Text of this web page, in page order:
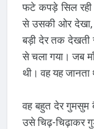
फटे कपड़े सिल
से उसकी ओर
बड़ी देर तक देखती
से चला गया। जब
थी। वह यह जानता
वह बहुत देर गुमसुम
उसे चिढ़-चिढ़ाकर